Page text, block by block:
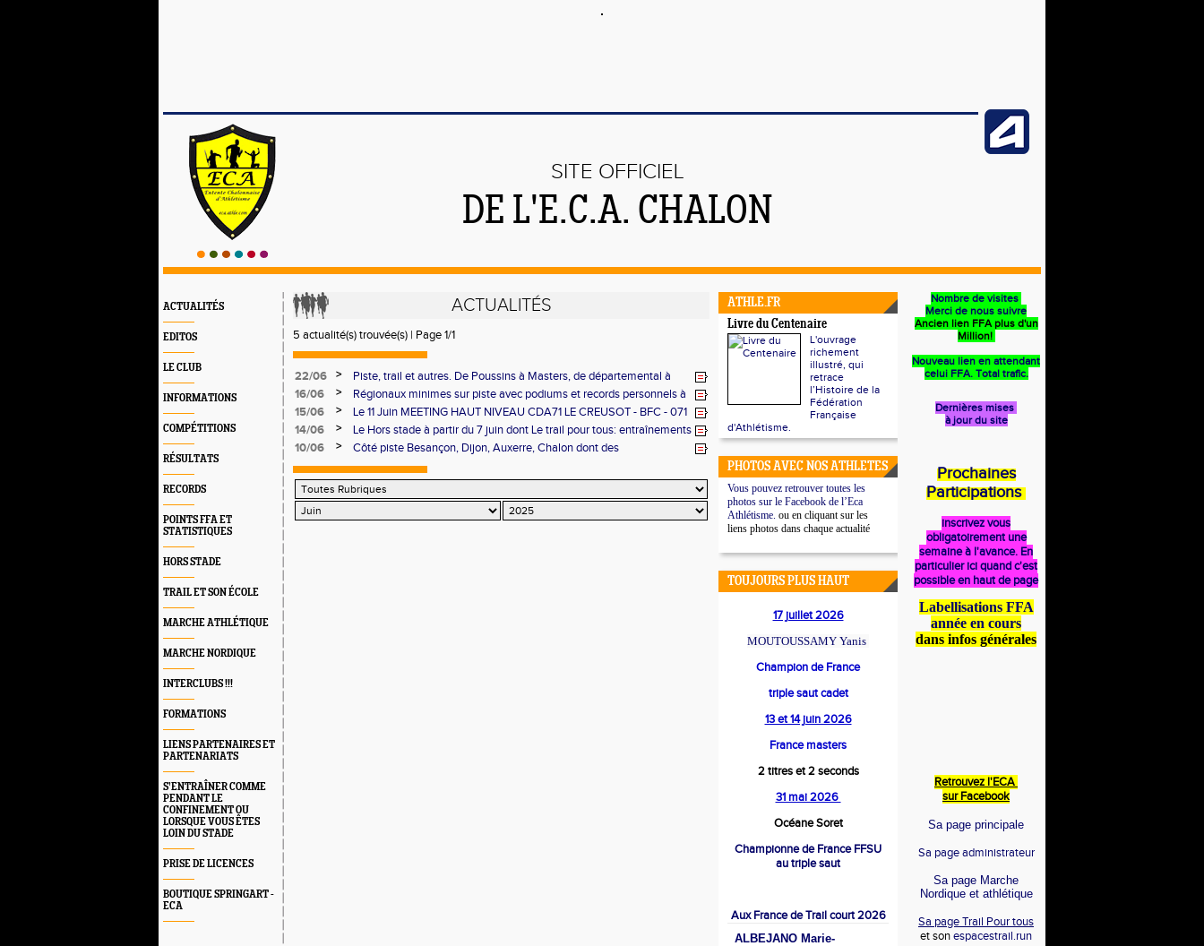
SITE OFFICIEL
DE L'E.C.A. CHALON
ACTUALITÉS
EDITOS
LE CLUB
INFORMATIONS
COMPÉTITIONS
RÉSULTATS
RECORDS
POINTS FFA ET
STATISTIQUES
HORS STADE
TRAIL ET SON ÉCOLE
MARCHE ATHLÉTIQUE
MARCHE NORDIQUE
INTERCLUBS !!!
FORMATIONS
LIENS PARTENAIRES ET
PARTENARIATS
S’ENTRAÎNER COMME
PENDANT LE
CONFINEMENT OU
LORSQUE VOUS ÊTES
LOIN DU STADE
PRISE DE LICENCES
BOUTIQUE SPRINGART -
ECA
ACTUALITÉS
5 actualité(s) trouvée(s) | Page 1/1
22/06 >
Piste, trail et autres. De Poussins à Masters, de départemental à
France. De jour comme de nuit, à l'ECA rien ne nuit
16/06 >
Régionaux minimes sur piste avec podiums et records personnels à
la clé
15/06 >
Le 11 Juin MEETING HAUT NIVEAU CDA71 LE CREUSOT - BFC - 071
14/06
>
Le Hors stade à partir du 7 juin dont Le trail pour tous: entraînements
et compétitions
10/06 >
Côté piste Besançon, Dijon, Auxerre, Chalon dont des
ATHLE.FR
Livre du Centenaire
L'ouvrage
richement
illustré, qui
retrace
l’Histoire de la
Fédération
Française
d'Athlétisme.
PHOTOS AVEC NOS ATHLETES
Vous pouvez retrouver toutes les
photos sur le Facebook de l’Eca
Athlétisme. ou en cliquant sur les
liens photos dans chaque actualité
TOUJOURS PLUS HAUT
17 juillet 2026
MOUTOUSSAMY Yanis
Champion de France
triple saut cadet
13 et 14 juin 2026
France masters
2 titres et 2 seconds
31 mai 2026
Océane Soret
Championne de France FFSU
au triple saut
Aux France de Trail court 2026
ALBEJANO Marie-
Nombre de visites
Merci de nous suivre
Ancien lien FFA plus d'un
Million!
Nouveau lien en attendant
celui FFA. Total trafic.
Dernières mises
à jour du site
Prochaines
Participations
inscrivez vous
obligatoirement une
semaine à l'avance. En
particulier ici quand c'est
possible en haut de page
Labellisations FFA
année en cours
dans infos générales
Retrouvez l'ECA
sur Facebook
Sa page principale
Sa page administrateur
Sa page Marche
Nordique et athlétique
Sa page Trail Pour tous
et sonespacestrail.run